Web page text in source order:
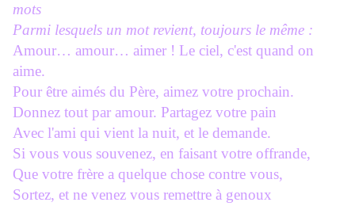
mots
Parmi lesquels un mot revient, toujours le même :
Amour… amour… aimer ! Le ciel, c'est quand on
aime.
Pour être aimés du Père, aimez votre prochain.
Donnez tout par amour. Partagez votre pain
Avec l'ami qui vient la nuit, et le demande.
Si vous vous souvenez, en faisant votre offrande,
Que votre frère a quelque chose contre vous,
Sortez, et ne venez vous remettre à genoux